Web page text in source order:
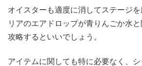
オイスターも適度に消してステージ
リアのエアドロップが青りんごか水
攻略するといいでしょう。
アイテムに関しても特に必要なく、